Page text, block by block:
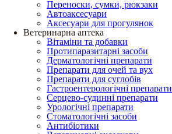
Переноски, сумки, рюкзаки
Автоаксесуари
Аксесуари для прогулянок
Ветеринарна аптека
Вітаміни та добавки
Протипаразитарні засоби
Дерматологічні препарати
Препарати для очей та вух
Препарати для суглобів
Гастроентерологічні препарати
Серцево-судинні препарати
Урологічні препарати
Стоматологічні засоби
Антибіотики